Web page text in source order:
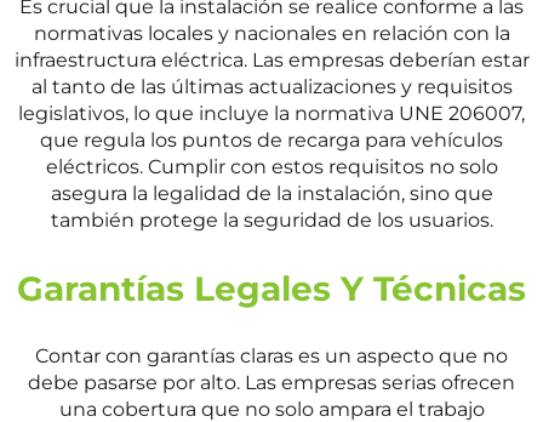
Es crucial que la instalación se realice conforme a las
normativas locales y nacionales en relación con la
infraestructura eléctrica. Las empresas deberían estar
al tanto de las últimas actualizaciones y requisitos
legislativos, lo que incluye la normativa UNE 206007,
que regula los puntos de recarga para vehículos
eléctricos. Cumplir con estos requisitos no solo
asegura la legalidad de la instalación, sino que
también protege la seguridad de los usuarios.
Garantías Legales Y Técnicas
Contar con garantías claras es un aspecto que no
debe pasarse por alto. Las empresas serias ofrecen
una cobertura que no solo ampara el trabajo